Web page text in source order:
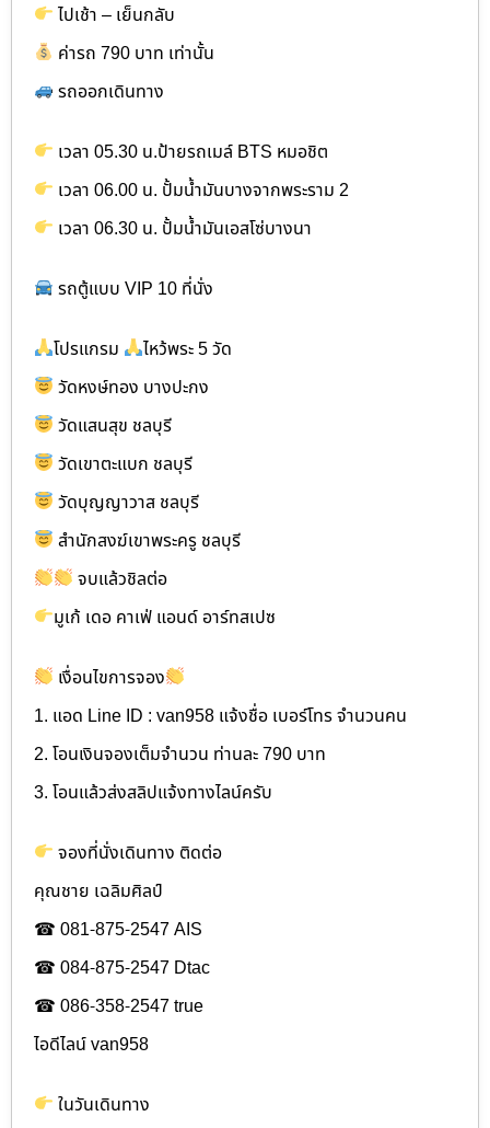
ไปเช้า – เย็นกลับ
ค่ารถ 790 บาท เท่านั้น
รถออกเดินทาง
เวลา 05.30 น.ป้ายรถเมล์ BTS หมอชิต
เวลา 06.00 น. ปั้มน้ำมันบางจากพระราม 2
เวลา 06.30 น. ปั้มน้ำมันเอสโซ่บางนา
รถตู้แบบ VIP 10 ที่นั่ง
โปรแกรม
ไหว้พระ 5 วัด
วัดหงษ์ทอง บางปะกง
วัดแสนสุข ชลบุรี
วัดเขาตะแบก ชลบุรี
วัดบุญญาวาส ชลบุรี
สำนักสงฆ์เขาพระครู ชลบุรี
จบแล้วชิลต่อ
มูเก้ เดอ คาเฟ่ แอนด์ อาร์ทสเปซ
เงื่อนไขการจอง
1. แอด Line ID : van958 แจ้งชื่อ เบอร์โทร จำนวนคน
2. โอนเงินจองเต็มจำนวน ท่านละ 790 บาท
3. โอนแล้วส่งสลิปแจ้งทางไลน์ครับ
จองที่นั่งเดินทาง ติดต่อ
คุณชาย เฉลิมศิลป์
☎ 081-875-2547 AIS
☎ 084-875-2547 Dtac
☎ 086-358-2547 true
ไอดีไลน์ van958
ในวันเดินทาง